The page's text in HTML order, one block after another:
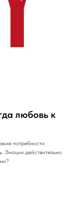
любовь к
потребности
Эмоции действительно